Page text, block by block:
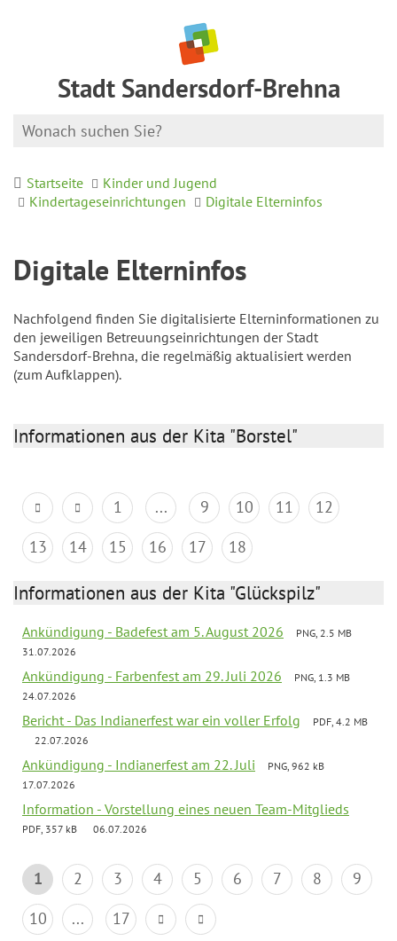
Stadt Sandersdorf-Brehna
Startseite
Kinder und Jugend
Kindertageseinrichtungen
Digitale Elterninfos
Digitale Elterninfos
Nachfolgend finden Sie digitalisierte Elterninformationen zu
den jeweiligen Betreuungseinrichtungen der Stadt
Sandersdorf-Brehna, die regelmäßig aktualisiert werden
(zum Aufklappen).
Informationen aus der Kita "Borstel"
1 ... 9 10 11
12
13
14 15 16 17 18
Informationen aus der Kita "Glückspilz"
Ankündigung - Badefest am 5. August 2026
PNG, 2.5 MB
31.07.2026
Ankündigung - Farbenfest am 29. Juli 2026
PNG, 1.3 MB
24.07.2026
Bericht - Das Indianerfest war ein voller Erfolg
PDF, 4.2 MB
22.07.2026
Ankündigung - Indianerfest am 22. Juli
PNG, 962 kB
17.07.2026
Information - Vorstellung eines neuen Team-Mitglieds
PDF, 357 kB 06.07.2026
1 2 3 4 5 6 7 8
9
10
... 17